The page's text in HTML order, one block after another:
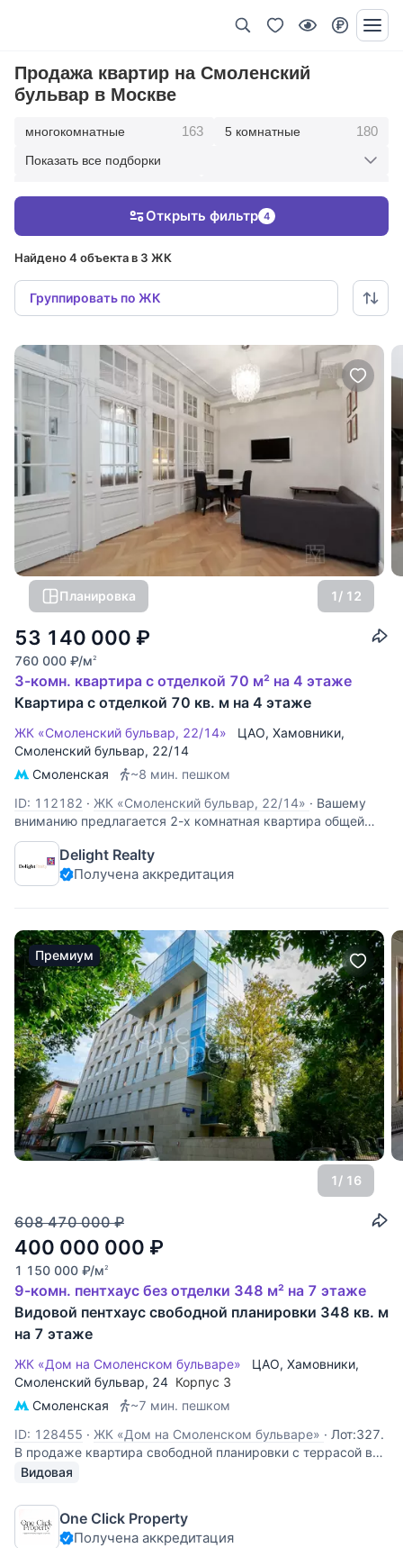
Продажа квартир на Смоленский
бульвар в Москве
многокомнатные 163 5 комнатные 180
212 1 комнатные
Показать все подборки
Найдено 4 объекта в 3 ЖК
Группировать по ЖК
Открыть фильтр 4
Планировка 1/ 12
53 140 000 ₽
760 000 ₽/м2
3-комн. квартира с отделкой 70 м² на 4 этаже
Квартира с отделкой 70 кв. м на 4 этаже
ЖК «Смоленский бульвар, 22/14» ЦАО, Хамовники,
Смоленский бульвар, 22/14
Смоленская
~8 мин. пешком
ID: 112182 · ЖК «Смоленский бульвар, 22/14» · Вашему
вниманию предлагается 2-х комнатная квартира общей
площадью 70 кв.м на Арбате. Квартира 2-х сторонняя (во
двор и на Смоленский бульвар), высокие потолки 4 метра.
Дизайнерский ремонт, имеется просторная гардеробная
Delight Realty
Получена аккредитация
Премиум
1/ 16
608 470 000 ₽
400 000 000 ₽
1 150 000 ₽/м2
9-комн. пентхаус без отделки 348 м² на 7 этаже
Видовой пентхаус свободной планировки 348 кв. м
на 7 этаже
ЖК «Дом на Смоленском бульваре» ЦАО, Хамовники,
Смоленский бульвар, 24 Корпус 3
Смоленская
~7 мин. пешком
ID: 128455 · ЖК «Дом на Смоленском бульваре» · Лот:327.
В продаже квартира свободной планировки с террасой в
элитном жилом комплексе «Дом на Смоленском
пространства: гостиная-кухня, 5-6 спален с собственными
ванными, гостевой санузел, гардеробные
Видовая
One Click Property
Получена аккредитация